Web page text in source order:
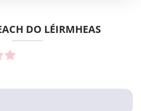
DO LÉIRMHEAS